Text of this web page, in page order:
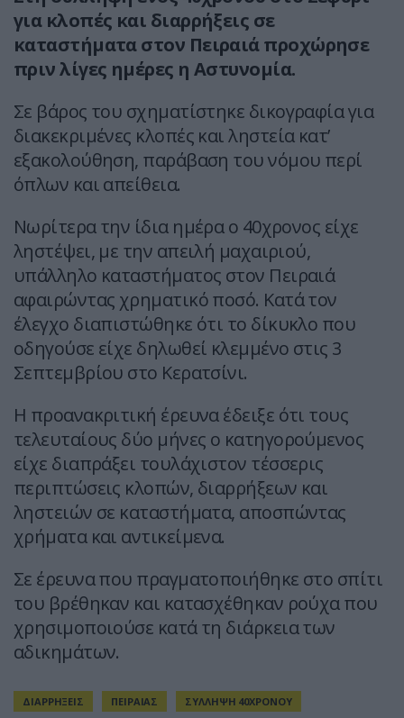
για κλοπές και διαρρήξεις σε
καταστήματα στον Πειραιά προχώρησε
πριν λίγες ημέρες η Αστυνομία.
Σε βάρος του σχηματίστηκε δικογραφία για
διακεκριμένες κλοπές και ληστεία κατ’
εξακολούθηση, παράβαση του νόμου περί
όπλων και απείθεια.
Νωρίτερα την ίδια ημέρα ο 40χρονος είχε
ληστέψει, με την απειλή μαχαιριού,
υπάλληλο καταστήματος στον Πειραιά
αφαιρώντας χρηματικό ποσό. Κατά τον
έλεγχο διαπιστώθηκε ότι το δίκυκλο που
οδηγούσε είχε δηλωθεί κλεμμένο στις 3
Σεπτεμβρίου στο Κερατσίνι.
Η προανακριτική έρευνα έδειξε ότι τους
τελευταίους δύο μήνες ο κατηγορούμενος
είχε διαπράξει τουλάχιστον τέσσερις
περιπτώσεις κλοπών, διαρρήξεων και
ληστειών σε καταστήματα, αποσπώντας
χρήματα και αντικείμενα.
Σε έρευνα που πραγματοποιήθηκε στο σπίτι
του βρέθηκαν και κατασχέθηκαν ρούχα που
χρησιμοποιούσε κατά τη διάρκεια των
αδικημάτων.
ΔΙΑΡΡΗΞΕΙΣ ΠΕΙΡΑΙΑΣ ΣΥΛΛΗΨΗ 40ΧΡΟΝΟΥ